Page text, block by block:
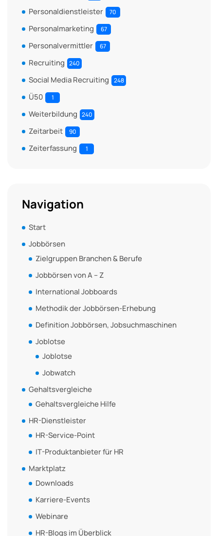
Personaldienstleister 70
Personalmarketing 67
Personalvermittler 67
Recruiting 240
Social Media Recruiting 248
Ü50 1
Weiterbildung 240
Zeitarbeit 90
Zeiterfassung 1
Navigation
Start
Jobbörsen
Zielgruppen Branchen & Berufe
Jobbörsen von A – Z
International Jobboards
Methodik der Jobbörsen-Erhebung
Definition Jobbörsen, Jobsuchmaschinen
Joblotse
Joblotse
Jobwatch
Gehaltsvergleiche
Gehaltsvergleiche Hilfe
HR-Dienstleister
HR-Service-Point
IT-Produktanbieter für HR
Marktplatz
Downloads
Karriere-Events
Webinare
HR-Blogs im Überblick